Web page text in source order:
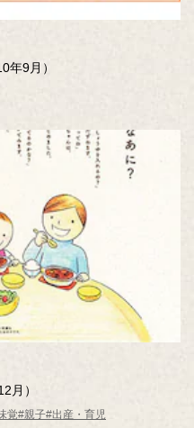
年9月）
月）
覚#親子#出産・育児